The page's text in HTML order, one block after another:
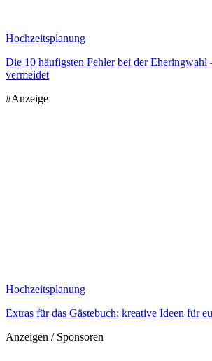
Hochzeitsplanung
Die 10 häufigsten Fehler bei der Eheringwahl
vermeidet
#Anzeige
Hochzeitsplanung
Extras für das Gästebuch: kreative Ideen für
Anzeigen / Sponsoren